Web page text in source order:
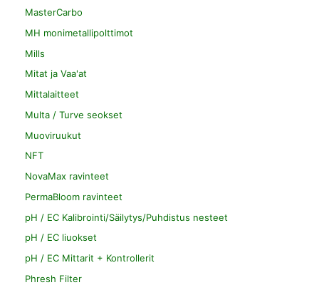
MasterCarbo
MH monimetallipolttimot
Mills
Mitat ja Vaa'at
Mittalaitteet
Multa / Turve seokset
Muoviruukut
NFT
NovaMax ravinteet
PermaBloom ravinteet
pH / EC Kalibrointi/Säilytys/Puhdistus nesteet
pH / EC liuokset
pH / EC Mittarit + Kontrollerit
Phresh Filter